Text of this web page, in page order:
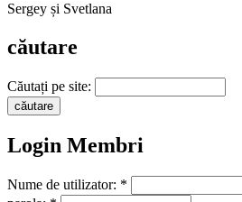
Sergey și Svetlana
căutare
Căutați pe site:
Login Membri
Nume de utilizator: *